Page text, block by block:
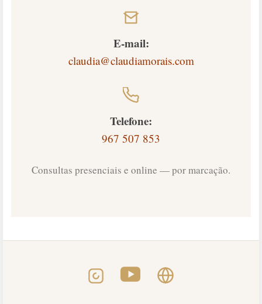
E-mail:
claudia@claudiamorais.com
Telefone:
967 507 853
Consultas presenciais e online — por marcação.